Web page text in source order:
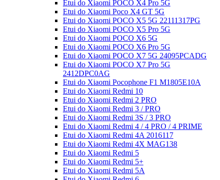
Etui do Xiaomi POCO X4 Pro 5G
Etui do Xiaomi Poco X4 GT 5G
Etui do Xiaomi POCO X5 5G 22111317PG
Etui do Xiaomi POCO X5 Pro 5G
Etui do Xiaomi POCO X6 5G
Etui do Xiaomi POCO X6 Pro 5G
Etui do Xiaomi POCO X7 5G 24095PCADG
Etui do Xiaomi POCO X7 Pro 5G
2412DPC0AG
Etui do Xiaomi Pocophone F1 M1805E10A
Etui do Xiaomi Redmi 10
Etui do Xiaomi Redmi 2 PRO
Etui do Xiaomi Redmi 3 / PRO
Etui do Xiaomi Redmi 3S / 3 PRO
Etui do Xiaomi Redmi 4 / 4 PRO / 4 PRIME
Etui do Xiaomi Redmi 4A 2016117
Etui do Xiaomi Redmi 4X MAG138
Etui do Xiaomi Redmi 5
Etui do Xiaomi Redmi 5+
Etui do Xiaomi Redmi 5A